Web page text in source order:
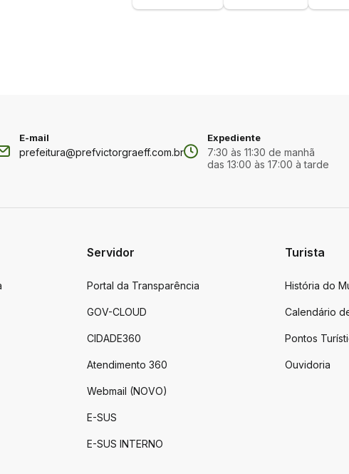
E-mail
prefeitura@prefvictorgraeff.com.br
Expediente
7:30 às 11:30 de manhã
das 13:00 às 17:00 à tarde
Servidor
Portal da Transparência
GOV-CLOUD
CIDADE360
Atendimento 360
Webmail (NOVO)
E-SUS
E-SUS INTERNO
Turista
História do
Calendário
Pontos
Ouvidoria